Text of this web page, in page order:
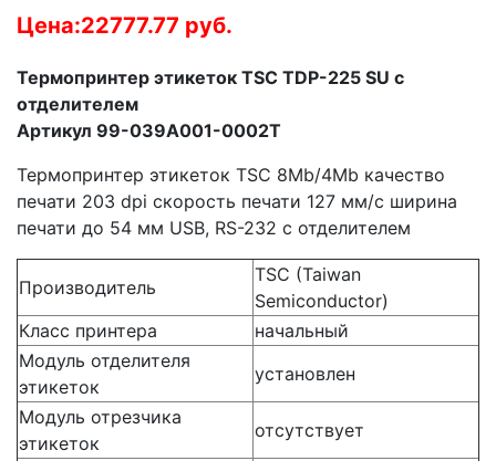
Цена:22777.77 руб.
Термопринтер этикеток TSC TDP-225 SU с
отделителем
Артикул 99-039A001-0002T
Термопринтер этикеток TSC 8Mb/4Mb качество
печати 203 dpi скорость печати 127 мм/с ширина
печати до 54 мм USB, RS-232 с отделителем
Производитель
TSC (Taiwan
Semiconductor)
Класс принтера
начальный
Модуль отделителя
этикеток
установлен
Модуль отрезчика
этикеток
отсутствует